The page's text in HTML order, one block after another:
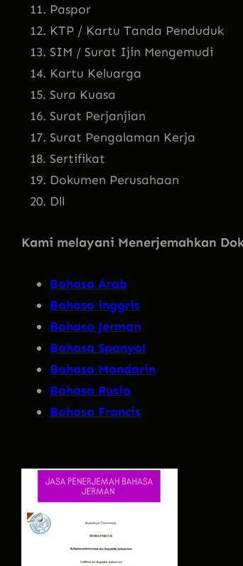
Paspor
KTP / Kartu Tanda Penduduk
SIM / Surat Ijin Mengemudi
Kartu Keluarga
Sura Kuasa
Surat Perjanjian
Surat Pengalaman Kerja
Sertifikat
Dokumen Perusahaan
Dll
Kami melayani Menerjemahkan
Bahasa Arab
Bahasa inggris
Bahasa Jerman
Bahasa Spanyol
Bahasa Mandarin
Bahasa Rusia
Bahasa Francis